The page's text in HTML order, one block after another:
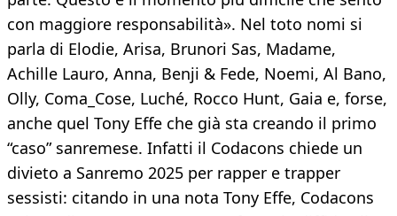
con maggiore responsabilità». Nel toto nomi si
parla di Elodie, Arisa, Brunori Sas, Madame,
Achille Lauro, Anna, Benji & Fede, Noemi, Al Bano,
Olly, Coma_Cose, Luché, Rocco Hunt, Gaia e, forse,
anche quel Tony Effe che già sta creando il primo
“caso” sanremese. Infatti il Codacons chiede un
divieto a Sanremo 2025 per rapper e trapper
sessisti: citando in una nota Tony Effe, Codacons